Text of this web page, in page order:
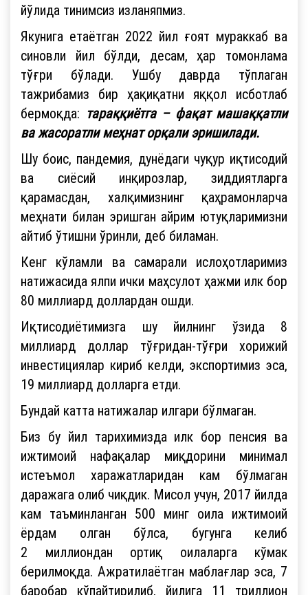
йўлида тинимсиз изланяпмиз.
Якунига етаётган 2022 йил ғоят мураккаб ва
синовли йил бўлди, десам, ҳар томонлама
тўғри бўлади. Ушбу даврда тўплаган
тажрибамиз бир ҳақиқатни яққол исботлаб
бермоқда: тараққиётга – фақат машаққатли
ва жасоратли меҳнат орқали эришилади.
Шу боис, пандемия, дунёдаги чуқур иқтисодий
ва сиёсий инқирозлар, зиддиятларга
қарамасдан, халқимизнинг қаҳрамонларча
меҳнати билан эришган айрим ютуқларимизни
айтиб ўтишни ўринли, деб биламан.
Кенг кўламли ва самарали ислоҳотларимиз
натижасида ялпи ички маҳсулот ҳажми илк бор
80 миллиард доллардан ошди.
Иқтисодиётимизга шу йилнинг ўзида 8
миллиард доллар тўғридан-тўғри хорижий
инвестициялар кириб келди, экспортимиз эса,
19 миллиард долларга етди.
Бундай катта натижалар илгари бўлмаган.
Биз бу йил тарихимизда илк бор пенсия ва
ижтимоий нафақалар миқдорини минимал
истеъмол харажатларидан кам бўлмаган
даражага олиб чиқдик. Мисол учун, 2017 йилда
кам таъминланган 500 минг оила ижтимоий
ёрдам олган бўлса, бугунга келиб
2 миллиондан ортиқ оилаларга кўмак
берилмоқда. Ажратилаётган маблағлар эса, 7
баробар кўпайтирилиб, йилига 11 триллион